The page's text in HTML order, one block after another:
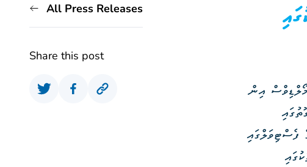
All Press Releases
Share this post
އިން